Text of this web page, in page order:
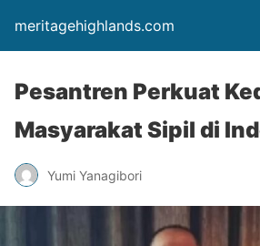
meritagehighlands.com
Pesantren Perkuat
Masyarakat Sipil di
Yumi Yanagibori